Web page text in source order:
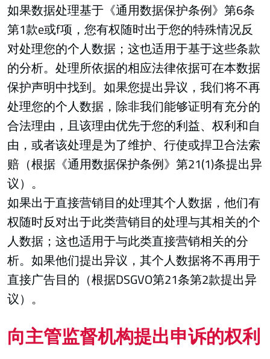
如果数据处理基于《通用数据保护条例》第6条
第1款e或f项，您有权随时出于您的特殊情况反
对处理您的个人数据；这也适用于基于这些条款
的分析。处理所依据的相应法律依据可在本数据
保护声明中找到。如果您提出异议，我们将不再
处理您的个人数据，除非我们能够证明有充分的
合法理由，且该理由优先于您的利益、权利和自
由，或者该处理是为了维护、行使或捍卫合法索
赔（根据《通用数据保护条例》第21(1)条提出异
议）。
如果出于直接营销目的处理其个人数据，他们有
权随时反对出于此类营销目的处理与其相关的个
人数据；这也适用于与此类直接营销相关的分
析。如果他们提出异议，其个人数据将不再用于
直接广告目的（根据DSGVO第21条第2款提出异
议）。
向主管监督机构提出申诉的权利